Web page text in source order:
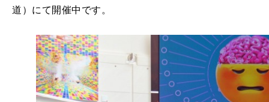
道）にて開催中です。